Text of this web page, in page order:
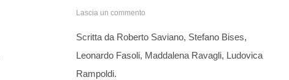
Lascia un commento
Scritta da Roberto Saviano, Stefano Bises,
Leonardo Fasoli, Maddalena Ravagli, Ludovica
Rampoldi.